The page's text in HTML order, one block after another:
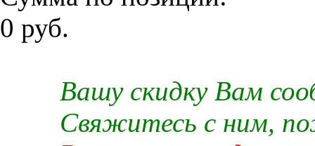
0 руб.
Вашу скидку Вам
Свяжитесь с ним,